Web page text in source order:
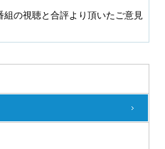
の視聴と合評より頂いたご意見